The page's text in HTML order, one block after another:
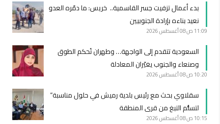
بدء أعمال تزفيت جسر القاسمية.. خريس: ما دمّره العدو
نعيد بناءه بإرادة الجنوبيين
11:09 ص 08 أغسطس 2026
السعودية تتقدم إلى الواجهة… وطهران تُحكم الطوق
وصنعاء والجنوب يغيّران المعادلة
10:20 ص 08 أغسطس 2026
سقلاوي بحث مع رئيس بلدية رميش في حلول مناسبة”
لتسلُّم التبغ من قرى المنطقة
10:15 ص 08 أغسطس 2026